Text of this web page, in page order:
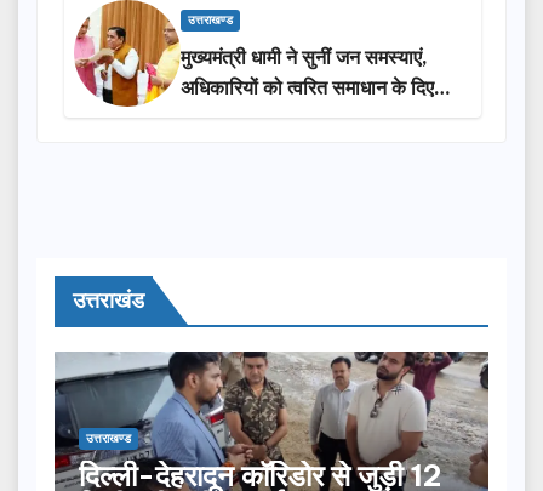
उत्तराखण्ड
मुख्यमंत्री धामी ने सुनीं जन समस्याएं,
अधिकारियों को त्वरित समाधान के दिए
निर्देश
उत्तराखंड
उत्तराखण्ड
दिल्ली-देहरादून कॉरिडोर से जुड़ी 12